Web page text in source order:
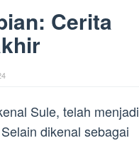
Cerita
Sule, telah menjadi
dikenal sebagai